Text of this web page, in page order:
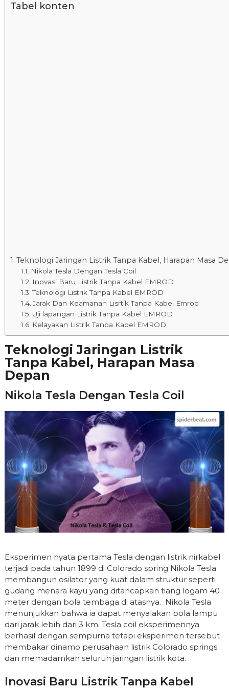
Tabel konten
Teknologi Jaringan Listrik Tanpa Kabel, Harapan Masa
Nikola Tesla Dengan Tesla Coil
Inovasi Baru Listrik Tanpa Kabel EMROD
Teknologi Listrik Tanpa Kabel EMROD
Jarak Dan Keamanan Lisrtik Tanpa Kabel Emrod
Uji lapangan Listrik Tanpa Kabel EMROD
Kelayakan Listrik Tanpa Kabel EMROD
Teknologi Jaringan Listrik
Tanpa Kabel, Harapan Masa
Depan
Nikola Tesla Dengan Tesla Coil
Eksperimen nyata pertama Tesla dengan listrik nirkabel
terjadi pada tahun 1899 di Colorado spring Nikola Tesla
membangun osilator yang kuat dalam struktur seperti
gudang menara kayu yang ditancapkan tiang logam 40
meter dengan bola tembaga di atasnya. Nikola Tesla
menunjukkan bahwa ia dapat menyalakan bola lampu
dari jarak lebih dari 3 km. Tesla coil eksperimennya
berhasil dengan sempurna tetapi eksperimen tersebut
membakar dinamo perusahaan listrik Colorado springs
dan memadamkan seluruh jaringan listrik kota.
Inovasi Baru Listrik Tanpa Kabel